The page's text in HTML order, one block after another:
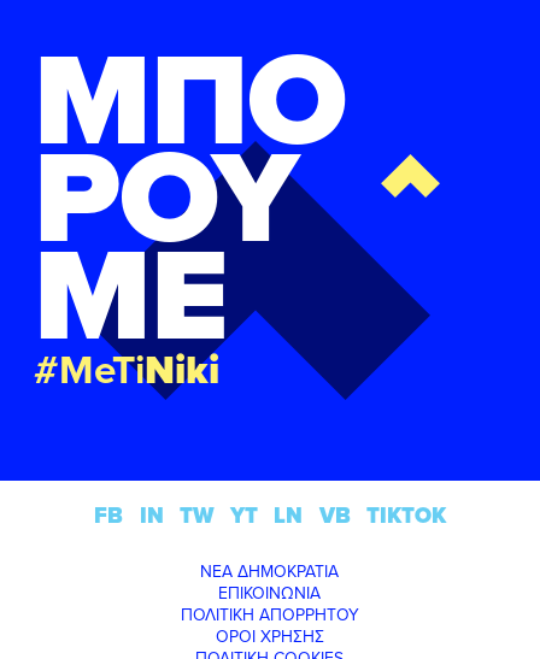
ΜΠΟ
ΡΟΥ
ΜΕ
#MeTiNiki
ΝΕΑ ΔΗΜΟΚΡΑΤΙΑ
ΕΠΙΚΟΙΝΩΝΙΑ
ΠΟΛΙΤΙΚΗ ΑΠΟΡΡΗΤΟΥ
ΟΡΟΙ ΧΡΗΣΗΣ
FB IN TW YT LN VB TIKTOK